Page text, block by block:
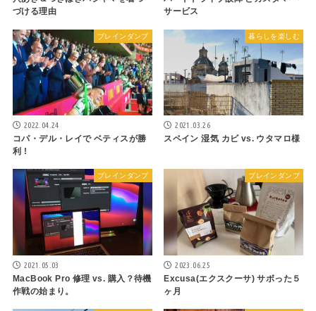
づける理由
サービス
ブレインダンプ
2022.04.24
コパ・デル・レイで ベティスが勝
利 !
暮らしを楽しむ
2021.03.26
スペイン 湿気 カビ vs. ウタマロ様
ブレインダンプ
2021.05.03
MacBook Pro 修理 vs. 購入？待機
作戦の始まり。
ブレインダンプ
2023.06.25
Excusa(エクスクーサ) サボった５
ヶ月